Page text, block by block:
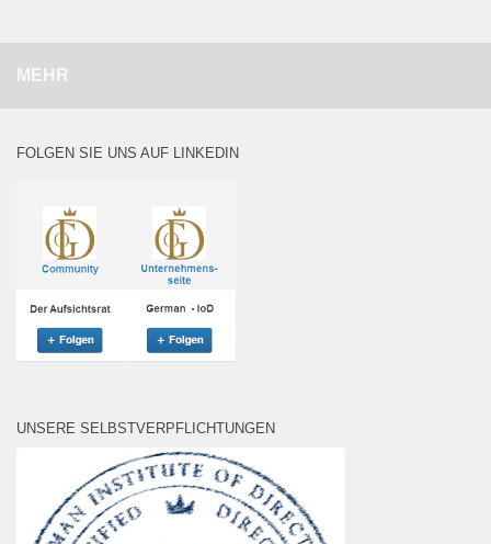
MEHR
FOLGEN SIE UNS AUF LINKEDIN
UNSERE SELBSTVERPFLICHTUNGEN